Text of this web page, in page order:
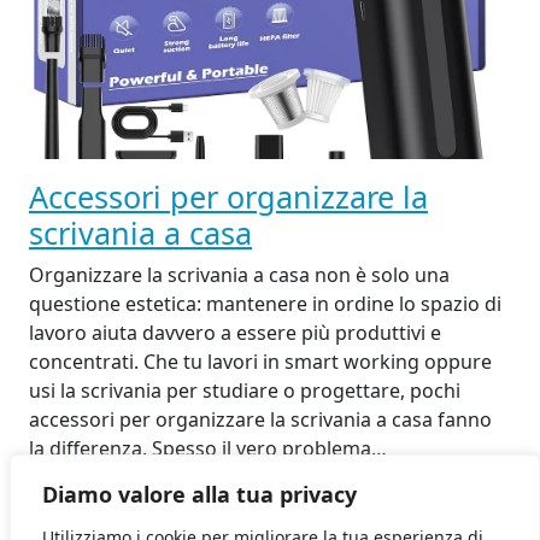
Diamo valore alla tua privacy
Accessori per organizzare la
scrivania a casa
Organizzare la scrivania a casa non è solo una
questione estetica: mantenere in ordine lo spazio di
lavoro aiuta davvero a essere più produttivi e
concentrati. Che tu lavori in smart working oppure
usi la scrivania per studiare o progettare, pochi
accessori per organizzare la scrivania a casa fanno
la differenza. Spesso il vero problema…